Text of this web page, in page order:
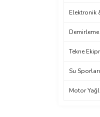
Elektronik
Demirleme
Tekne
Su Sporları
Motor